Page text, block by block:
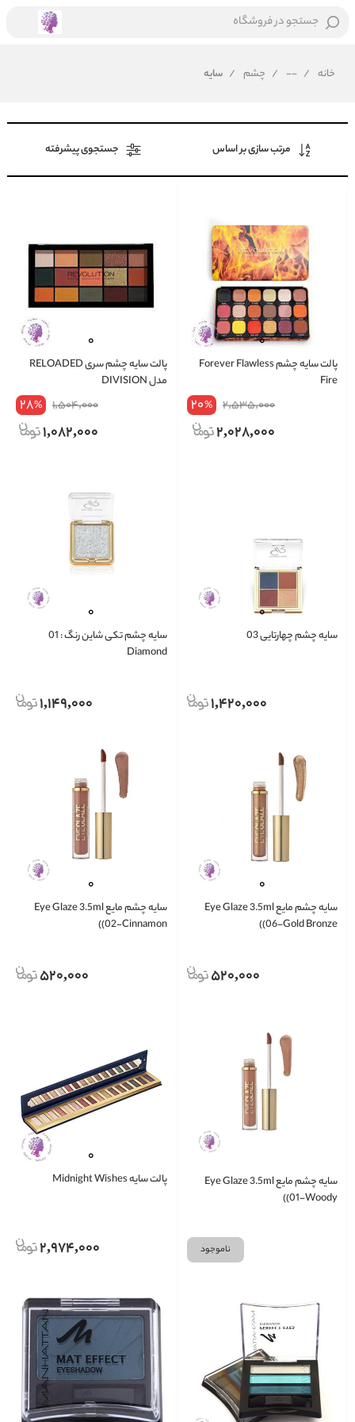
جستجو در فروشگاه
خانه /
--
/ چشم / سایه
مرتب سازی بر اساس جستجوی پیشرفته
پالت سایه چشم Forever Flawless
Fire
2,535,000
20%
2,028,000
پالت سایه چشم سری RELOADED
مدل DIVISION
1,504,000
28%
1,082,000
سایه چشم چهارتایی 03
1,420,000
سایه چشم تکی شاین رنگ‌ : 01
Diamond
1,149,000
سایه چشم مایع Eye Glaze 3.5ml
(06-Gold Bronze)
520,000
سایه چشم مایع Eye Glaze 3.5ml
(02-Cinnamon)
520,000
سایه چشم مایع Eye Glaze 3.5ml
(01-Woody)
ناموجود
پالت سایه Midnight Wishes
2,974,000